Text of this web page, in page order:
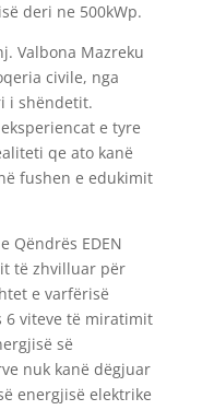
deri ne 500kWp.
Valbona Mazreku
civile, nga
i shëndetit.
e tyre
qe ato kanë
fushen e edukimit
Qëndrës EDEN
të zhvilluar për
e varfërisë
6 viteve të miratimit
së
nuk kanë dëgjuar
energjisë elektrike